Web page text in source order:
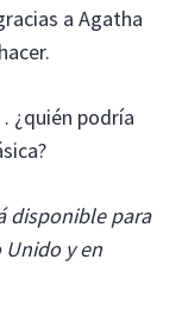
a Agatha
¿quién podría
disponible para
Unido y en